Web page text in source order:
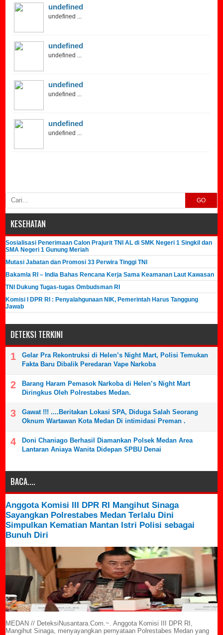
undefined
undefined ...
undefined
undefined ...
undefined
undefined ...
undefined
undefined ...
GO
KESEHATAN
Sosialisasi Penerimaan Calon Prajurit TNI AL di SMK Negeri 1 Singkil dan
SMA Negeri 1 Gunung Meriah
Mutasi Jabatan dan Promosi 33 Perwira Tinggi TNI
Bakamla RI – India Bahas Rencana Kerja Sama Keamanan Laut Kawasan
TNI Dukung Tugas-tugas Ombudsman RI
Komisi I DPR RI : Penyalahgunaan NIK, Pemerintah Harus Tanggung
Jawab
DETEKSI TERKINI
Gelar Pra Rekontruksi di Helen’s Night Mart, Polisi Temukan
Fakta Baru Dibalik Peredaran Vape Narkoba
Barang Haram Pemasok Narkoba di Helen’s Night Mart
Diringkus Oleh Polrestabes Medan.
Gawat !!! ....Beritakan Lokasi SPA, Diduga Salah Seorang
Oknum Wartawan Kota Medan Di intimidasi Preman .
Doni Chaniago Berhasil Diamankan Polsek Medan Area
Lantaran Aniaya Wanita Didepan SPBU Denai
BACA....
Anggota Komisi III DPR RI Mangihut Sinaga
Sayangkan Polrestabes Medan Terlalu Dini
Simpulkan Kematian Mantan Istri Polisi sebagai
Bunuh Diri
MEDAN // DeteksiNusantara.Com.~. Anggota Komisi III DPR RI,
Mangihut Sinaga, menyayangkan pernyataan Polrestabes Medan yang